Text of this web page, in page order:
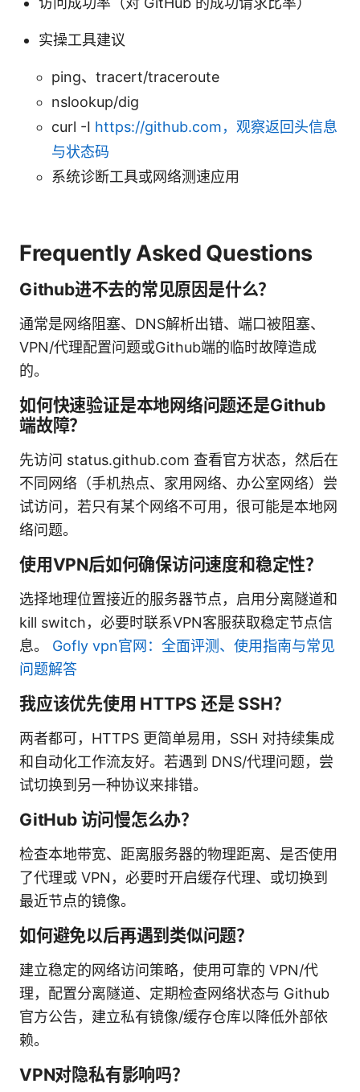
实操工具建议
ping、tracert/traceroute
nslookup/dig
curl -I https://github.com，观察返回头信息
与状态码
系统诊断工具或网络测速应用
Frequently Asked Questions
Github进不去的常见原因是什么？
通常是网络阻塞、DNS解析出错、端口被阻塞、
VPN/代理配置问题或Github端的临时故障造成
的。
如何快速验证是本地网络问题还是Github
端故障？
先访问 status.github.com 查看官方状态，然后在
不同网络（手机热点、家用网络、办公室网络）尝
试访问，若只有某个网络不可用，很可能是本地网
络问题。
使用VPN后如何确保访问速度和稳定性？
选择地理位置接近的服务器节点，启用分离隧道和
kill switch，必要时联系VPN客服获取稳定节点信
息。 Gofly vpn官网：全面评测、使用指南与常见
问题解答
我应该优先使用 HTTPS 还是 SSH？
两者都可，HTTPS 更简单易用，SSH 对持续集成
和自动化工作流友好。若遇到 DNS/代理问题，尝
试切换到另一种协议来排错。
GitHub 访问慢怎么办？
检查本地带宽、距离服务器的物理距离、是否使用
了代理或 VPN，必要时开启缓存代理、或切换到
最近节点的镜像。
如何避免以后再遇到类似问题？
建立稳定的网络访问策略，使用可靠的 VPN/代
理，配置分离隧道、定期检查网络状态与 Github
官方公告，建立私有镜像/缓存仓库以降低外部依
赖。
VPN对隐私有影响吗？